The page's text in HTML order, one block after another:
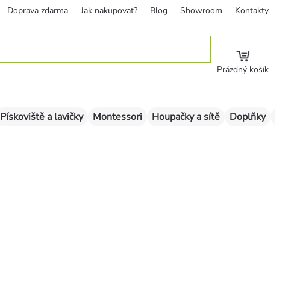
Doprava zdarma Jak nakupovat? Blog Showroom Kontakty
Prázdný košík
Pískoviště a lavičky Montessori Houpačky a sítě Doplňky